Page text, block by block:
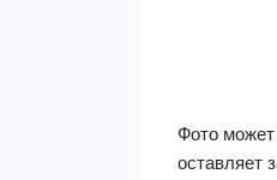
Фото может
оставляет